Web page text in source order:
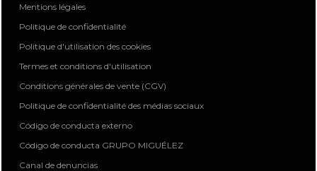
Mentions légales
Politique de confidentialité
Politique d'utilisation des cookies
Termes et conditions d'utilisation
Conditions générales de vente (CGV)
Politique de confidentialité des médias sociaux
Código de conducta externo
Código de conducta GRUPO MIGUÉLEZ
Canal de denuncias